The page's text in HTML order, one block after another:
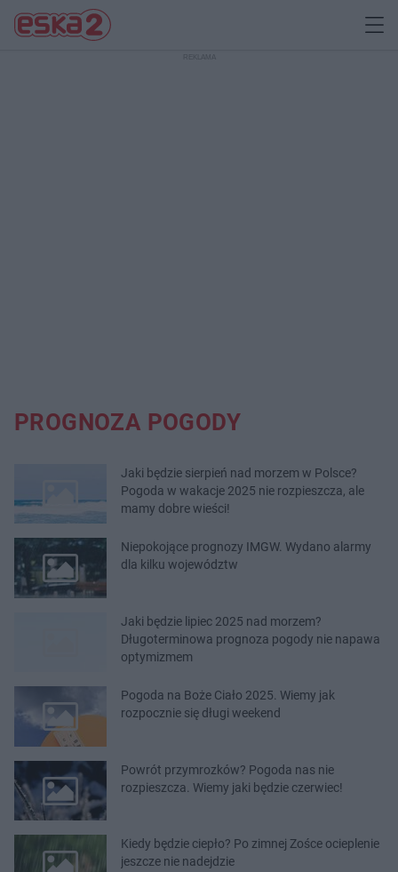
PROGNOZA POGODY
Jaki będzie sierpień nad morzem w Polsce?
Pogoda w wakacje 2025 nie rozpieszcza, ale
mamy dobre wieści!
Niepokojące prognozy IMGW. Wydano alarmy
dla kilku województw
Jaki będzie lipiec 2025 nad morzem?
Długoterminowa prognoza pogody nie napawa
optymizmem
Pogoda na Boże Ciało 2025. Wiemy jak
rozpocznie się długi weekend
Powrót przymrozków? Pogoda nas nie
rozpieszcza. Wiemy jaki będzie czerwiec!
Kiedy będzie ciepło? Po zimnej Zośce ocieplenie
jeszcze nie nadejdzie